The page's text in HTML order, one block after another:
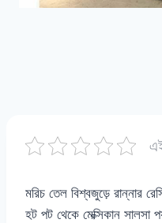
মরিচ তেল বিশ্বজুড়ে রান্নার
হট পট থেকে মেক্সিকান সালসা